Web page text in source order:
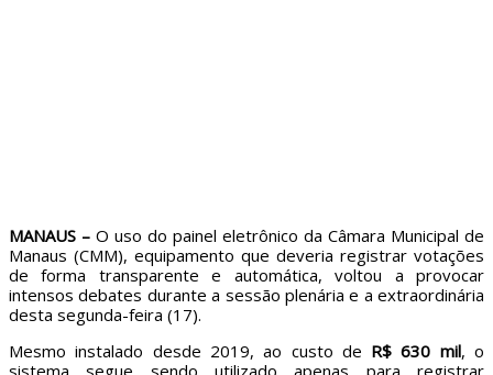
MANAUS – O uso do painel eletrônico da Câmara Municipal de
Manaus (CMM), equipamento que deveria registrar votações
de forma transparente e automática, voltou a provocar
intensos debates durante a sessão plenária e a extraordinária
desta segunda-feira (17).
Mesmo instalado desde 2019, ao custo de R$ 630 mil, o
sistema segue sendo utilizado apenas para registrar